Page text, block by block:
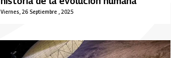
Viernes, 26 Septiembre , 2025